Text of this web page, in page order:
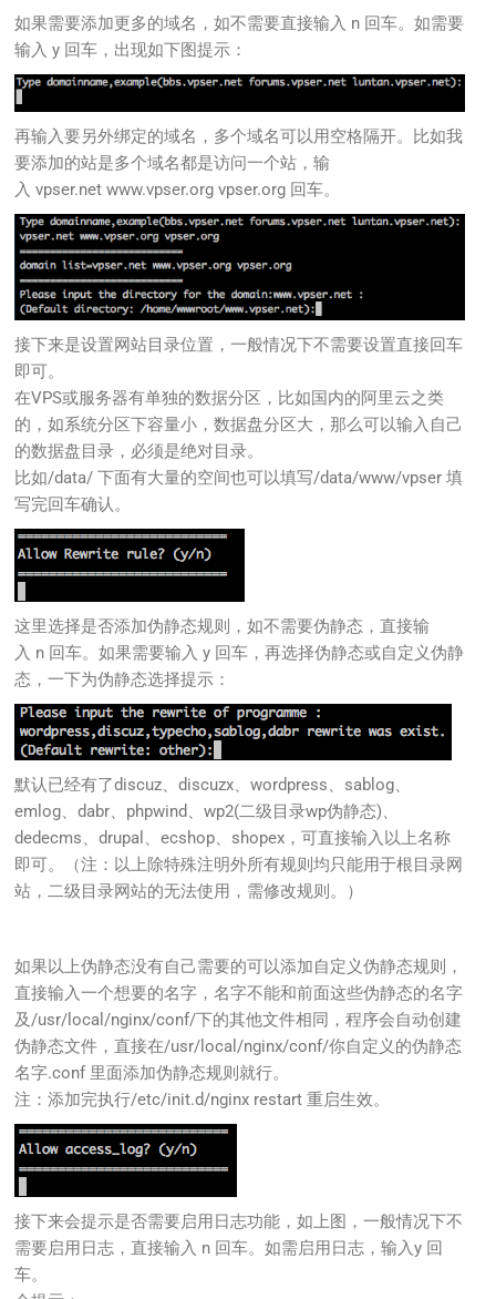
如果需要添加更多的域名，如不需要直接输入 n 回车。如需要
输入 y 回车，出现如下图提示：
再输入要另外绑定的域名，多个域名可以用空格隔开。比如我
要添加的站是多个域名都是访问一个站，输
入 vpser.net www.vpser.org vpser.org 回车。
接下来是设置网站目录位置，一般情况下不需要设置直接回车
即可。
在VPS或服务器有单独的数据分区，比如国内的阿里云之类
的，如系统分区下容量小，数据盘分区大，那么可以输入自己
的数据盘目录，必须是绝对目录。
比如/data/ 下面有大量的空间也可以填写/data/www/vpser 填
写完回车确认。
这里选择是否添加伪静态规则，如不需要伪静态，直接输
入 n 回车。如果需要输入 y 回车，再选择伪静态或自定义伪静
态，一下为伪静态选择提示：
默认已经有了discuz、discuzx、wordpress、sablog、
emlog、dabr、phpwind、wp2(二级目录wp伪静态)、
dedecms、drupal、ecshop、shopex，可直接输入以上名称
即可。（注：以上除特殊注明外所有规则均只能用于根目录网
站，二级目录网站的无法使用，需修改规则。）
如果以上伪静态没有自己需要的可以添加自定义伪静态规则，
直接输入一个想要的名字，名字不能和前面这些伪静态的名字
及/usr/local/nginx/conf/下的其他文件相同，程序会自动创建
伪静态文件，直接在/usr/local/nginx/conf/你自定义的伪静态
名字.conf 里面添加伪静态规则就行。
注：添加完执行/etc/init.d/nginx restart 重启生效。
接下来会提示是否需要启用日志功能，如上图，一般情况下不
需要启用日志，直接输入 n 回车。如需启用日志，输入y 回
车。